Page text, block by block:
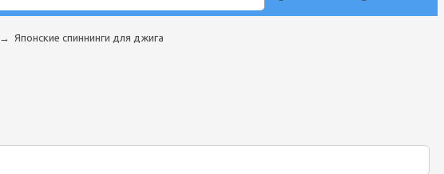
→ Японские спиннинги для джига